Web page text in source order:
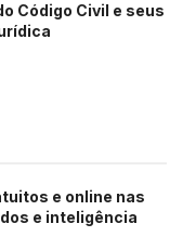
Código Civil e seus
e online nas
e inteligência